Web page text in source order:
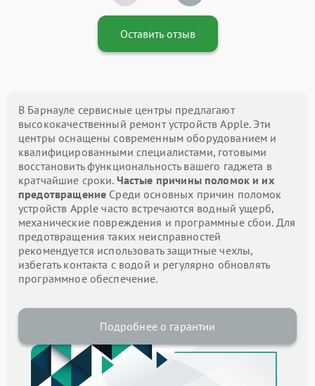
Оставить отзыв
В Барнауле сервисные центры предлагают
высококачественный ремонт устройств Apple. Эти
центры оснащены современным оборудованием и
квалифицированными специалистами, готовыми
восстановить функциональность вашего гаджета в
кратчайшие сроки. Частые причины поломок и их
предотвращение Среди основных причин поломок
устройств Apple часто встречаются водный ущерб,
механические повреждения и программные сбои. Для
предотвращения таких неисправностей
рекомендуется использовать защитные чехлы,
избегать контакта с водой и регулярно обновлять
программное обеспечение.
Подробнее о гарантии